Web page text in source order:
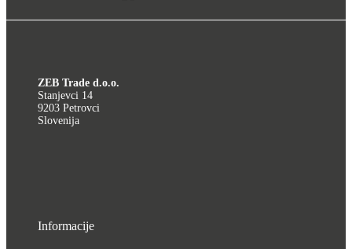
ZEB Trade d.o.o.
Stanjevci 14
9203 Petrovci
Slovenija
Informacije